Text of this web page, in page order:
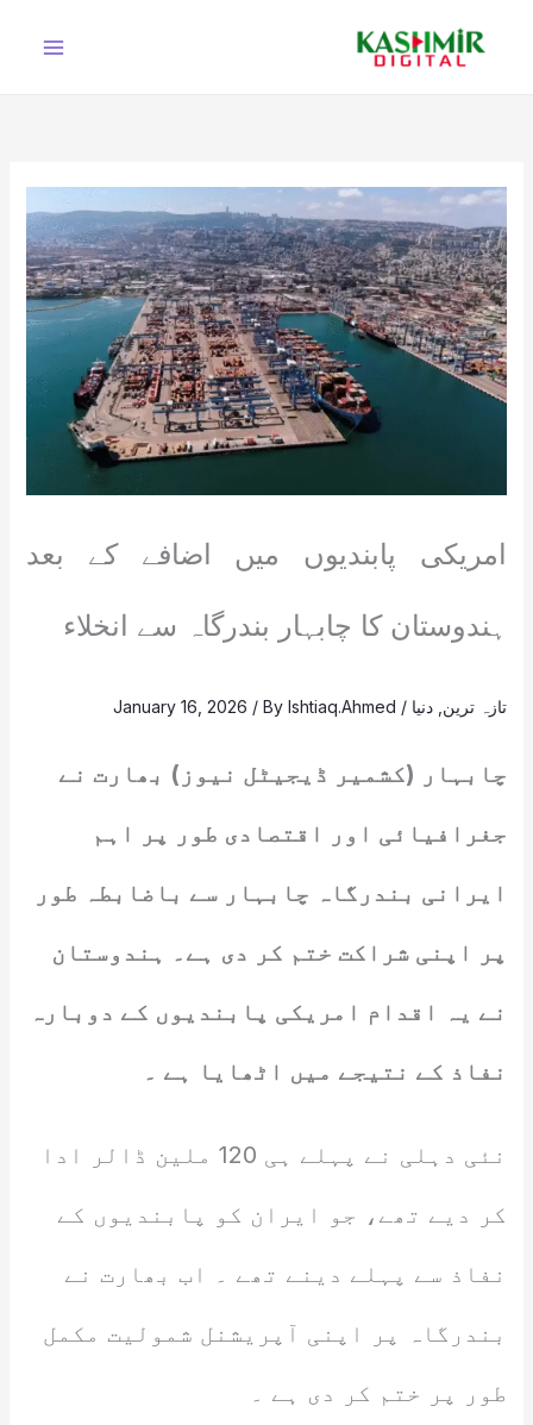
امریکی پابندیوں میں اضافے کے بعد
ہندوستان کا چابہار بندرگاہ سے انخلاء
تازہ ترین دنیا /
January 16, 2026 / ByIshtiaq.Ahmed
چابہار (کشمیر ڈیجیٹل نیوز) بھارت نے
جغرافیائی اور اقتصادی طور پر اہم
ایرانی بندرگاہ چابہار سے باضابطہ طور
پر اپنی شراکت ختم کر دی ہے۔ ہندوستان
نے یہ اقدام امریکی پابندیوں کے دوبارہ
نفاذ کے نتیجے میں اٹھایا ہے ۔
نئی دہلی نے پہلے ہی 120 ملین ڈالر ادا
کر دیے تھے، جو ایران کو پابندیوں کے
نفاذ سے پہلے دینے تھے ۔ اب بھارت نے
بندرگاہ پر اپنی آپریشنل شمولیت مکمل
طور پر ختم کر دی ہے ۔